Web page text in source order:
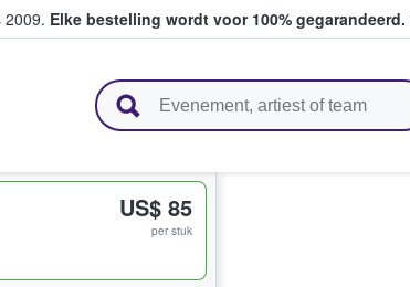
2009. Elke bestelling wordt voor 100% gegarandeerd.
US$ 85
per stuk